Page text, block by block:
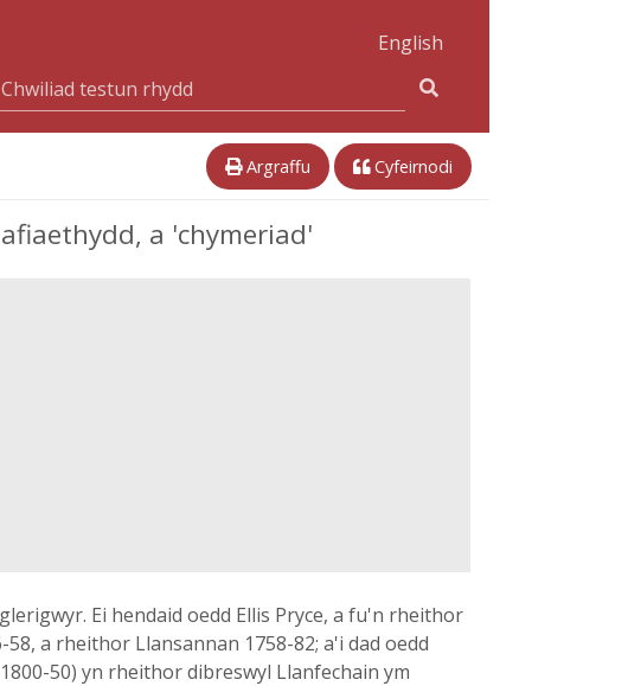
English
Argraffu Cyfeirnodi
a 'chymeriad'
Ei hendaid oedd Ellis Pryce, a fu'n rheithor
58, a rheithor Llansannan 1758-82; a'i dad oedd
50) yn rheithor dibreswyl Llanfechain ym